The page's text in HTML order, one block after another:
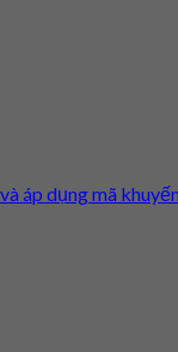
áp dụng mã